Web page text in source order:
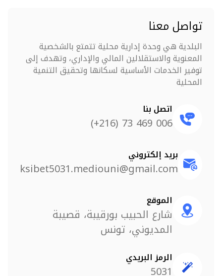
تواصل معنا
البلدية هي وحدة إدارية محلية تتمتع بالشخصية
المعنوية والاستقلالين المالي والإداري، وتهدف إلى
توفير الخدمات الأساسية لسكانها وتحقيق التنمية
المحلية
اتصل بنا
006 469 73 (216+)
بريد إلكتروني
ksibet5031.mediouni@gmail.com
الموقع
شارع الحبيب بورقيبة، قصيبة
المديوني، تونس
الرمز البريدي
5031